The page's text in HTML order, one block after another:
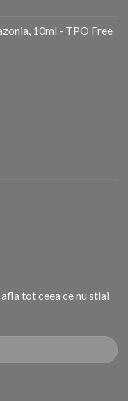
10ml - TPO Free
tot ceea ce nu stiai